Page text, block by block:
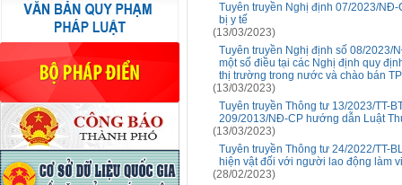
Tuyên truyền Nghị định 07/2023/
bị y tế
(13/03/2023)
Tuyên truyền Nghị định số 08/2023/
một số điều tại các Nghị định quy
thị trường trong nước và chào bán
(13/03/2023)
Tuyên truyền Thông tư 13/2023/TT-
209/2013/NĐ-CP hướng dẫn Luật
(13/03/2023)
Tuyên truyền Thông tư 24/2022/TT-
hiện vật đối với người lao động làm
(28/02/2023)